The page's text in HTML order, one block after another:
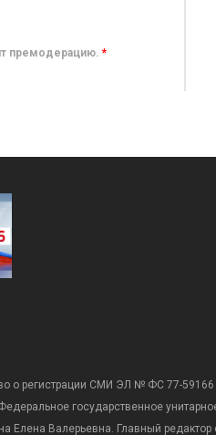
премодерацию. *
о регистрации СМИ ЭЛ № ФС 77-
государственное
Валерьевна. Главный